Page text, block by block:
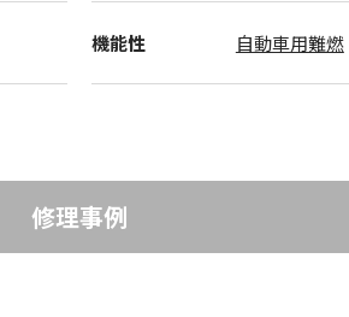
機能性 自動車用難燃
修理事例